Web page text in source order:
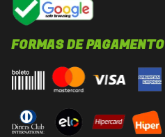
FORMAS DE PAGAMENTO